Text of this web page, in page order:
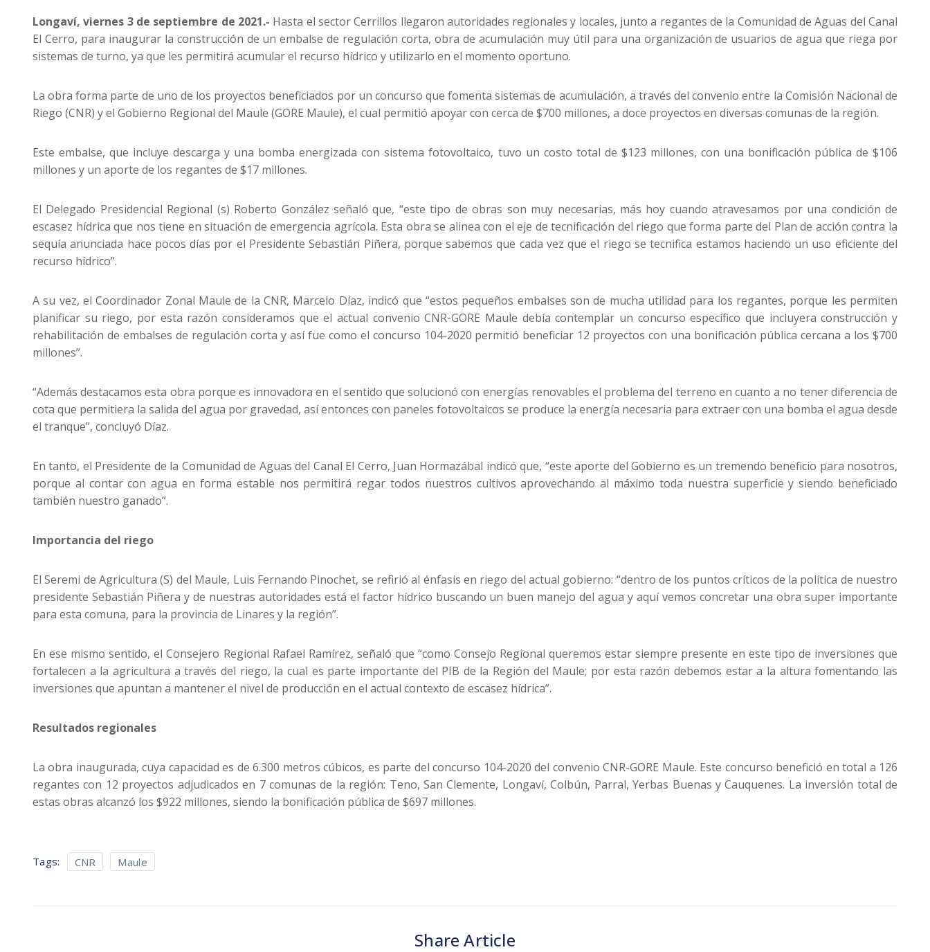
Longaví, viernes 3 de septiembre de 2021.- Hasta el sector Cerrillos llegaron autoridades regionales y locales, junto a regantes de la Comunidad de Aguas del Canal
El Cerro, para inaugurar la construcción de un embalse de regulación corta, obra de acumulación muy útil para una organización de usuarios de agua que riega por
sistemas de turno, ya que les permitirá acumular el recurso hídrico y utilizarlo en el momento oportuno.
La obra forma parte de uno de los proyectos beneficiados por un concurso que fomenta sistemas de acumulación, a través del convenio entre la Comisión Nacional de
Riego (CNR) y el Gobierno Regional del Maule (GORE Maule), el cual permitió apoyar con cerca de $700 millones, a doce proyectos en diversas comunas de la región.
Este embalse, que incluye descarga y una bomba energizada con sistema fotovoltaico, tuvo un costo total de $123 millones, con una bonificación pública de $106
millones y un aporte de los regantes de $17 millones.
El Delegado Presidencial Regional (s) Roberto González señaló que, “este tipo de obras son muy necesarias, más hoy cuando atravesamos por una condición de
escasez hídrica que nos tiene en situación de emergencia agrícola. Esta obra se alinea con el eje de tecnificación del riego que forma parte del Plan de acción contra la
sequía anunciada hace pocos días por el Presidente Sebastián Piñera, porque sabemos que cada vez que el riego se tecnifica estamos haciendo un uso eficiente del
recurso hídrico”.
A su vez, el Coordinador Zonal Maule de la CNR, Marcelo Díaz, indicó que “estos pequeños embalses son de mucha utilidad para los regantes, porque les permiten
planificar su riego, por esta razón consideramos que el actual convenio CNR-GORE Maule debía contemplar un concurso específico que incluyera construcción y
rehabilitación de embalses de regulación corta y así fue como el concurso 104-2020 permitió beneficiar 12 proyectos con una bonificación pública cercana a los $700
millones”.
“Además destacamos esta obra porque es innovadora en el sentido que solucionó con energías renovables el problema del terreno en cuanto a no tener diferencia de
cota que permitiera la salida del agua por gravedad, así entonces con paneles fotovoltaicos se produce la energía necesaria para extraer con una bomba el agua desde
el tranque”, concluyó Díaz.
En tanto, el Presidente de la Comunidad de Aguas del Canal El Cerro, Juan Hormazábal indicó que, “este aporte del Gobierno es un tremendo beneficio para nosotros,
porque al contar con agua en forma estable nos permitirá regar todos nuestros cultivos aprovechando al máximo toda nuestra superficie y siendo beneficiado
también nuestro ganado”.
Importancia del riego
El Seremi de Agricultura (S) del Maule, Luis Fernando Pinochet, se refirió al énfasis en riego del actual gobierno: “dentro de los puntos críticos de la política de nuestro
presidente Sebastián Piñera y de nuestras autoridades está el factor hídrico buscando un buen manejo del agua y aquí vemos concretar una obra super importante
para esta comuna, para la provincia de Linares y la región”.
En ese mismo sentido, el Consejero Regional Rafael Ramírez, señaló que “como Consejo Regional queremos estar siempre presente en este tipo de inversiones que
fortalecen a la agricultura a través del riego, la cual es parte importante del PIB de la Región del Maule; por esta razón debemos estar a la altura fomentando las
inversiones que apuntan a mantener el nivel de producción en el actual contexto de escasez hídrica”.
Resultados regionales
La obra inaugurada, cuya capacidad es de 6.300 metros cúbicos, es parte del concurso 104-2020 del convenio CNR-GORE Maule. Este concurso benefició en total a 126
regantes con 12 proyectos adjudicados en 7 comunas de la región: Teno, San Clemente, Longaví, Colbún, Parral, Yerbas Buenas y Cauquenes. La inversión total de
estas obras alcanzó los $922 millones, siendo la bonificación pública de $697 millones.
Tags: CNR Maule
Share Article